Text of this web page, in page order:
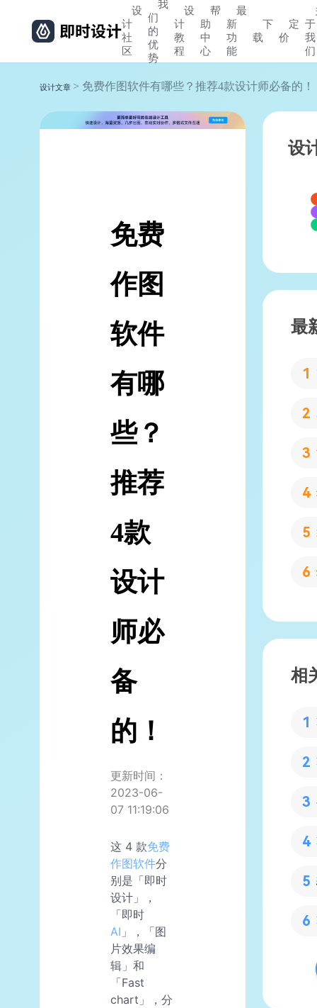
设
计
社
区
我
们
的
优
势
设
计
教
程
帮
助
中
心
最
新
功
能
下
载
定
价
于
我
们
设计文章 > 免费作图软件有哪些？推荐4款设计师必备的！
免费
作图
软件
有哪
些？
推荐
4款
设计
师必
备
的！
更新时间：
2023-06-
07 11:19:06
这 4 款免费
作图软件分
别是「即时
设计」，
「即时
AI 」，「图
片效果编
辑」和
「Fast
chart」，分
设
最
相